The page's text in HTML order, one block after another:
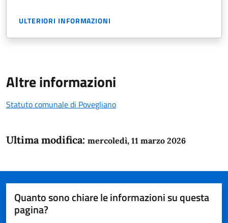
ULTERIORI INFORMAZIONI
Altre informazioni
Statuto comunale di Povegliano
Ultima modifica: mercoledì, 11 marzo 2026
Quanto sono chiare le informazioni su questa
pagina?